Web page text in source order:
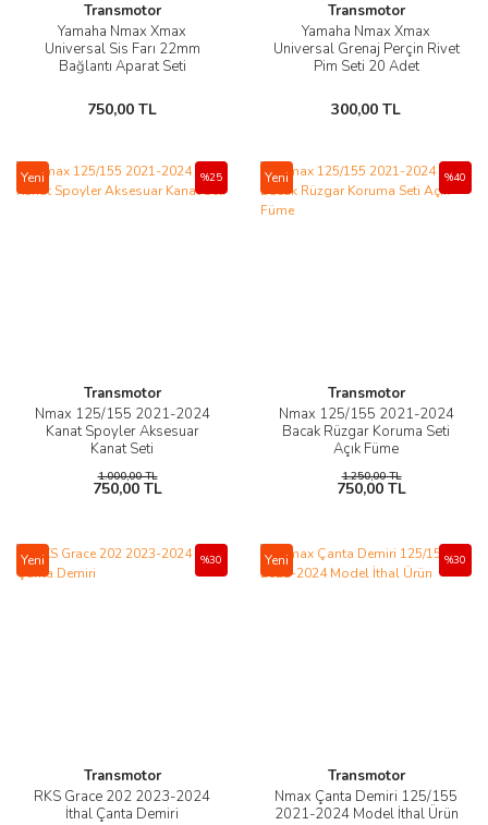
Transmotor
Yamaha Nmax Xmax
Universal Sis Farı 22mm
Bağlantı Aparat Seti
750,00 TL
Transmotor
Yamaha Nmax Xmax
Universal Grenaj Perçin Rivet
Pim Seti 20 Adet
300,00 TL
Yeni
Transmotor
Nmax 125/155 2021-2024
Kanat Spoyler Aksesuar
Kanat Seti
%25
1.000,00 TL
750,00 TL
Yeni
Transmotor
Nmax 125/155 2021-2024
Bacak Rüzgar Koruma Seti
Açık Füme
%40
1.250,00 TL
750,00 TL
Yeni
Transmotor
RKS Grace 202 2023-2024
İthal Çanta Demiri
%30 Yeni
Transmotor
Nmax Çanta Demiri 125/155
2021-2024 Model İthal Ürün
%30